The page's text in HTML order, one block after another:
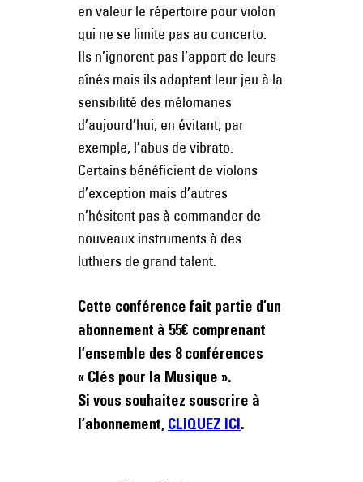
en valeur le répertoire pour violon
qui ne se limite pas au concerto.
Ils n’ignorent pas l’apport de leurs
aînés mais ils adaptent leur jeu à la
sensibilité des mélomanes
d’aujourd’hui, en évitant, par
exemple, l’abus de vibrato.
Certains bénéficient de violons
d’exception mais d’autres
n’hésitent pas à commander de
nouveaux instruments à des
luthiers de grand talent.
Cette conférence fait partie d’un
abonnement à 55€ comprenant
l’ensemble des 8 conférences
« Clés pour la Musique ».
Si vous souhaitez souscrire à
l’abonnement, CLIQUEZ ICI .